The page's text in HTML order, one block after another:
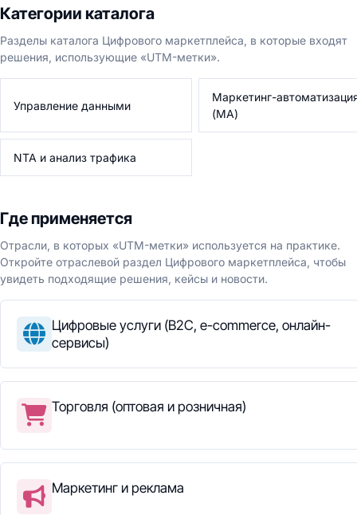
Категории каталога
Разделы каталога Цифрового маркетплейса, в которые входят
решения, использующие «UTM-метки».
Управление данными
Маркетинг-
(MA)
NTA и анализ трафика
Где применяется
Отрасли, в которых «UTM-метки» используется на практике.
Откройте отраслевой раздел Цифрового маркетплейса, чтобы
увидеть подходящие решения, кейсы и новости.
Цифровые услуги (B2C, e-commerce, онлайн-
сервисы)
Торговля (оптовая и розничная)
Маркетинг и реклама